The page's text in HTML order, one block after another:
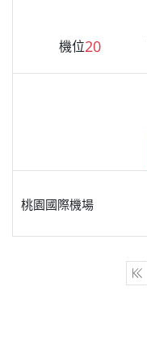
機位20
桃園國際機場